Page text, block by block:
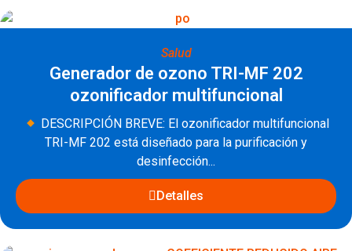
Salud
Generador de ozono TRI-MF 202
ozonificador multifuncional
DESCRIPCIÓN BREVE: El ozonificador multifuncional
TRI-MF 202 está diseñado para la purificación y
desinfección...
Detalles